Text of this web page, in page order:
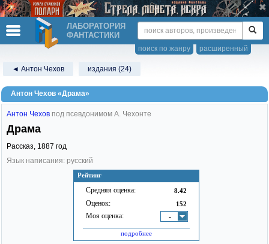
ЛАБОРАТОРИЯ
ФАНТАСТИКИ
расширенный
поиск по жанру
◄ Антон Чехов издания (24)
Антон Чехов «Драма»
Рейтинг
Средняя оценка: 8.42
Оценок: 152
Моя оценка: -
подробнее
Антон Чехов под псевдонимом А. Чехонте
Драма
Рассказ, 1887 год
Язык написания: русский